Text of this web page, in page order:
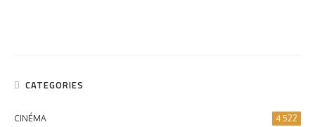
CATEGORIES
CINÉMA 4 522